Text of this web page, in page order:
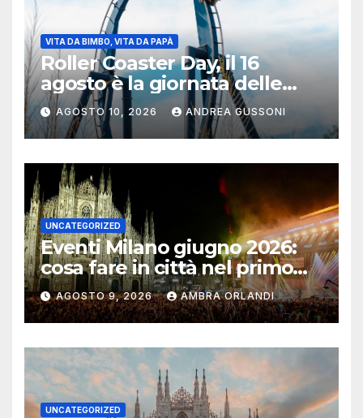
VITA DA BIMBO, VITA DA PAPÀ
Roller Coaster Day, il 16
agosto è la giornata delle
montagne russe: a
Mirabilandia attrazioni
da Guinness dei Primati
AGOSTO 10, 2026 ANDREA GUSSONI
UNCATEGORIZED
Eventi Milano giugno 2026:
cosa fare in città nel primo
mese d’estate
AGOSTO 9, 2026 AMBRA ORLANDI
UNCATEGORIZED